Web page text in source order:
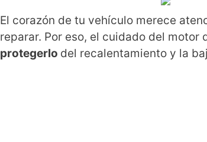
El corazón de tu vehículo merece
reparar. Por eso, el cuidado del
protegerlo del recalentamiento y la